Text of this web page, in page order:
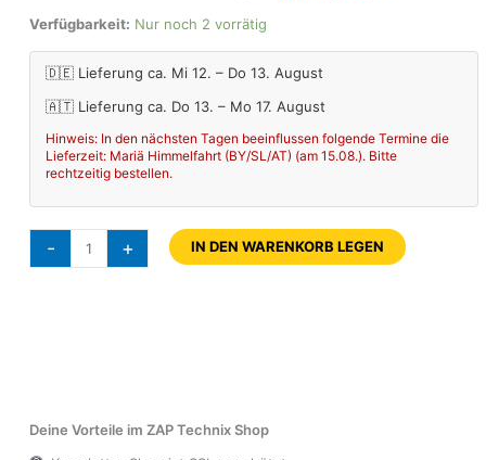
Verfügbarkeit: Nur noch 2 vorrätig
🇩🇪 Lieferung ca. Mi 12. – Do 13. August
🇦🇹 Lieferung ca. Do 13. – Mo 17. August
Hinweis: In den nächsten Tagen beeinflussen folgende Termine die
Lieferzeit: Mariä Himmelfahrt (BY/SL/AT) (am 15.08.). Bitte
rechtzeitig bestellen.
- + IN DEN WARENKORB LEGEN
Deine Vorteile im ZAP Technix Shop